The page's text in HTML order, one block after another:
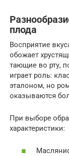
плода
Восприятие
обожает
тающие во рту,
играет роль:
эталоном, но
оказываются
При выборе
характеристики: